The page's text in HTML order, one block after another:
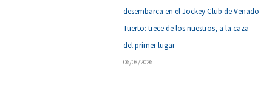
desembarca en el Jockey Club de Venado
Tuerto: trece de los nuestros, a la caza
del primer lugar
06/08/2026